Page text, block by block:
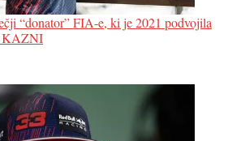
“donator” FIA-e, ki je 2021 podvojila
KAZNI